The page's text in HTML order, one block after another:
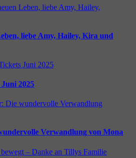
liebe Amy, Hailey, Kira und
2025
Verwandlung von Mona